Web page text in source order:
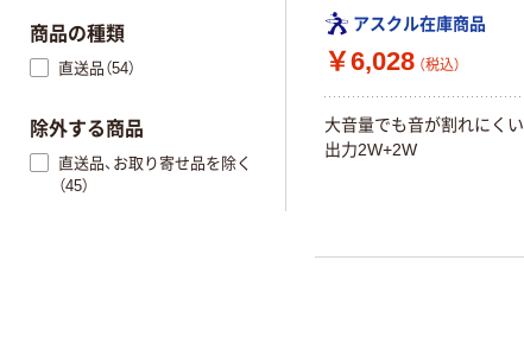
アスクル在庫商品
￥6,028 （税込）
大音量でも音が割れにく
出力2W+2W
商品の種類
直送品（54）
除外する商品
直送品、お取り寄せ品を除く
（45）